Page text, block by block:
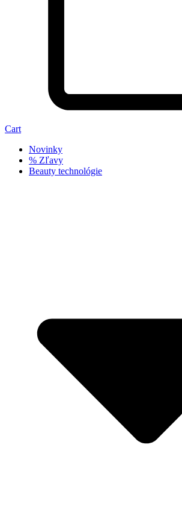
Cart
Novinky
% Zľavy
Beauty technológie